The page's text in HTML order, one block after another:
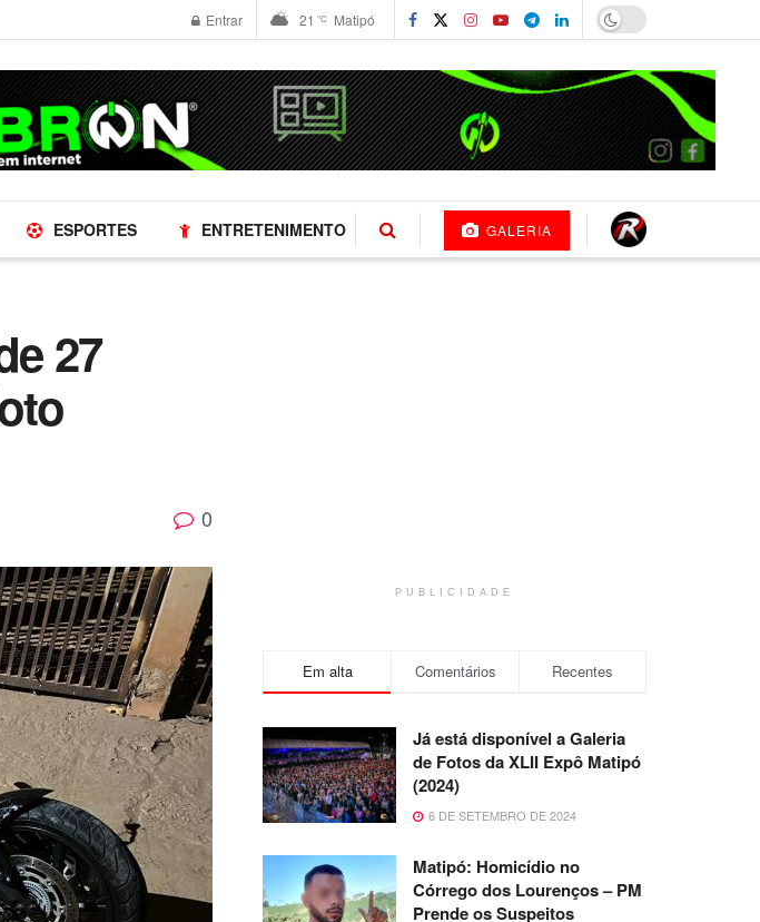
Entrar 21 °C Matipó
ESPORTES ENTRETENIMENTO GALERIA
27
0
PUBLICIDADE
Em alta Comentários Recentes
Já está disponível a Galeria
de Fotos da XLII Expô Matipó
(2024)
6 DE SETEMBRO DE 2024
Matipó: Homicídio no
Córrego dos Lourenços – PM
Prende os Suspeitos